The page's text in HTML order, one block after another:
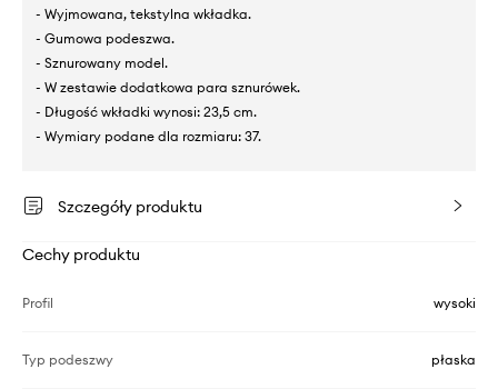
- Wyjmowana, tekstylna wkładka.
- Gumowa podeszwa.
- Sznurowany model.
- W zestawie dodatkowa para sznurówek.
- Długość wkładki wynosi: 23,5 cm.
- Wymiary podane dla rozmiaru: 37.
Szczegóły produktu
Cechy produktu
Profil wysoki
Typ podeszwy płaska